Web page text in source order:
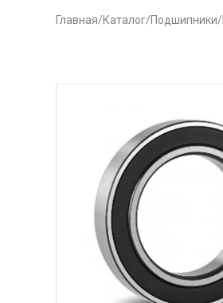
Главная/Каталог/Подшипники/